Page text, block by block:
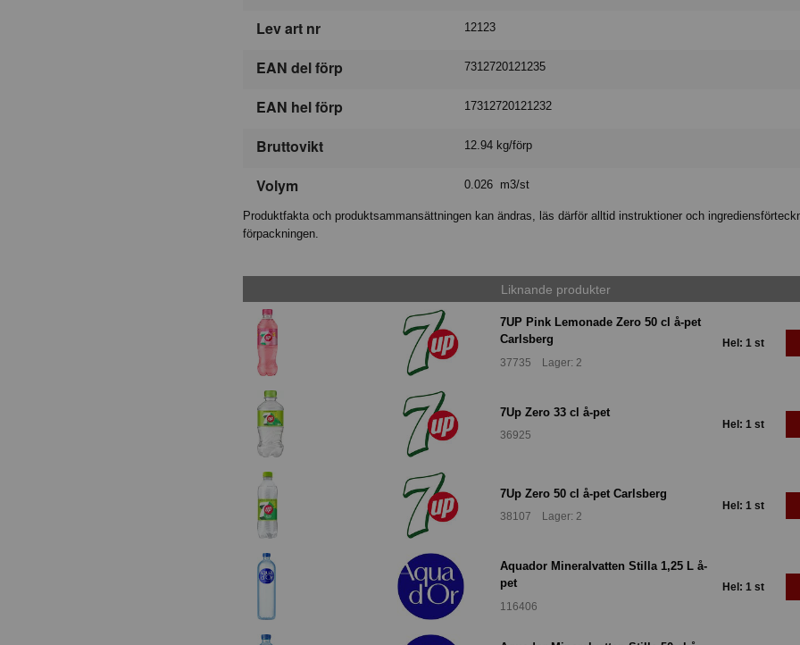
Lev art nr 12123
EAN del förp 7312720121235
EAN hel förp 17312720121232
Bruttovikt 12.94 kg/förp
Volym 0.026 m3/st
Produktfakta och produktsammansättningen kan ändras, läs därför alltid instruktioner och
förpackningen.
Liknande produkter
7UP Pink Lemonade Zero 50 cl å-pet
Carlsberg
37735 Lager: 2
Hel: 1 st
7Up Zero 33 cl å-pet
36925
Hel: 1 st
7Up Zero 50 cl å-pet Carlsberg
38107 Lager: 2
Hel: 1 st
Aquador Mineralvatten Stilla 1,25 L å-
pet
116406
Hel: 1 st